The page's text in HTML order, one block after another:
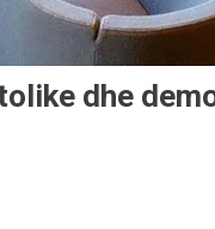
dhe